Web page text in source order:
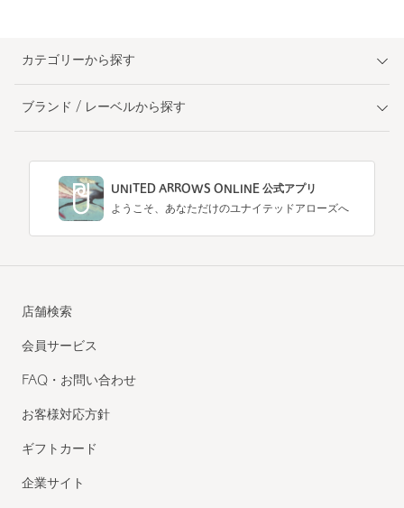
カテゴリーから探す
ブランド / レーベルから探す
UNITED ARROWS ONLINE 公式アプリ
ようこそ、あなただけのユナイテッドアローズへ
店舗検索
会員サービス
FAQ・お問い合わせ
お客様対応方針
ギフトカード
企業サイト